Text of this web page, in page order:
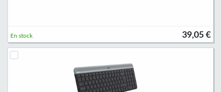
39,05 €
En stock